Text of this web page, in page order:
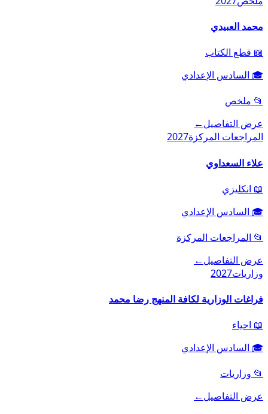
محمد العبيدي
📖 قطع الكتاب
🎓 السادس الإعدادي
📂 ملخص
عرض التفاصيل←
المراجعات المركزة2027
علاء السعداوي
📖 انكليزي
🎓 السادس الإعدادي
📂 المراجعات المركزة
عرض التفاصيل←
وزاريات2027
فراغات الوزارية لكافة المنهج رضا محمد
📖 احياء
🎓 السادس الإعدادي
📂 وزاريات
عرض التفاصيل←